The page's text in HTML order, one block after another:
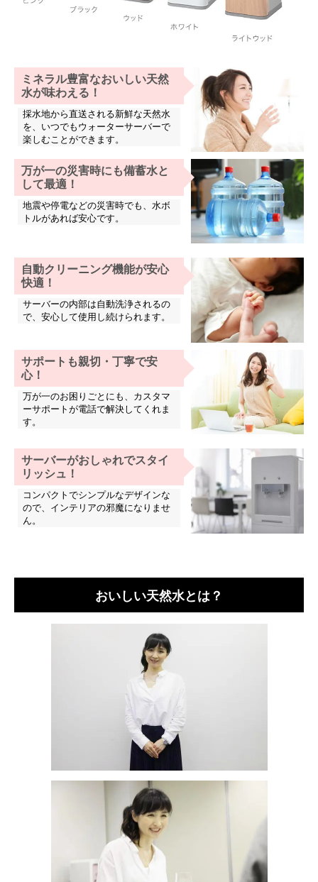
ミネラル豊富なおいしい天然
水が味わえる！
採水地から直送される新鮮な天然水
を、いつでもウォーターサーバーで
楽しむことができます。
万が一の災害時にも備蓄水と
して最適！
地震や停電などの災害時でも、水ボ
トルがあれば安心です。
自動クリーニング機能が安心
快適！
サーバーの内部は自動洗浄されるの
で、安心して使用し続けられます。
サポートも親切・丁寧で安
心！
万が一のお困りごとにも、カスタマ
ーサポートが電話で解決してくれま
す。
サーバーがおしゃれでスタイ
リッシュ！
コンパクトでシンプルなデザインな
ので、インテリアの邪魔になりませ
ん。
おいしい天然水とは？